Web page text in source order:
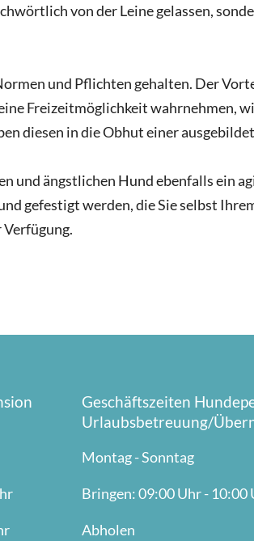
von der Leine gelassen,
und Pflichten gehalten. Der
Freizeitmöglichkeit wahrnehmen,
diesen in die Obhut einer
und ängstlichen Hund ebenfalls ein
gefestigt werden, die Sie selbst
Geschäftszeiten
Urlaubsbetreuung/
Montag - Sonntag
Bringen: 09:00 Uhr - 10:00
Abholen